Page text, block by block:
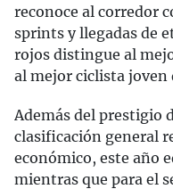
reconoce al corredor
sprints y llegadas de
rojos distingue al
al mejor ciclista joven
Además del prestigio
clasificación general
económico, este año
mientras que para el